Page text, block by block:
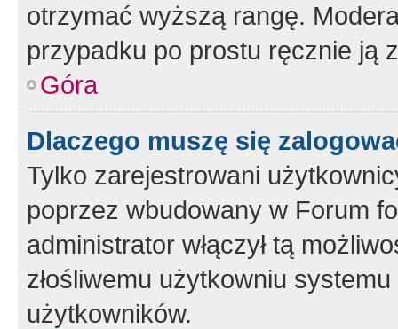
otrzymać wyższą rangę.
przypadku po prostu ręcznie ją
Góra
Dlaczego muszę się
Tylko zarejestrowani
poprzez wbudowany w Forum
administrator włączył tą
złośliwemu użytkowniu
użytkowników.